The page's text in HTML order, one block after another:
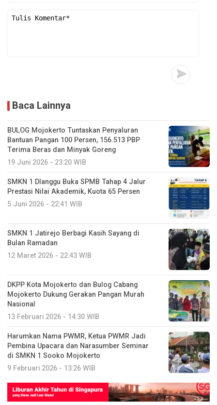
Baca Lainnya
BULOG Mojokerto Tuntaskan Penyaluran
Bantuan Pangan 100 Persen, 156.513 PBP
Terima Beras dan Minyak Goreng
19 Juni 2026 - 23:20 WIB
SMKN 1 Dlanggu Buka SPMB Tahap 4 Jalur
Prestasi Nilai Akademik, Kuota 65 Persen
5 Juni 2026 - 22:41 WIB
SMKN 1 Jatirejo Berbagi Kasih Sayang di
Bulan Ramadan
12 Maret 2026 - 22:43 WIB
DKPP Kota Mojokerto dan Bulog Cabang
Mojokerto Dukung Gerakan Pangan Murah
Nasional
13 Februari 2026 - 14:30 WIB
Harumkan Nama PWMR, Ketua PWMR Jadi
Pembina Upacara dan Narasumber Seminar
di SMKN 1 Sooko Mojokerto
9 Februari 2026 - 13:26 WIB